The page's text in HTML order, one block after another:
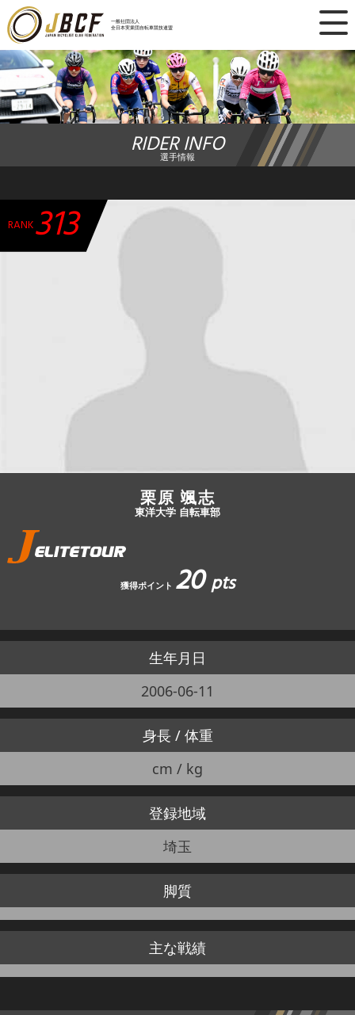
一般社団法人
全日本実業団自転車競技連盟
×
ニュース
レース日程
ランキング
チーム・選手
加盟・登録
エントリー
JBCF ROAD SERIESとは
RIDER INFO
選手情報
RANK313
栗原 颯志
東洋大学 自転車部
獲得ポイント 20pts
生年月日
2006-06-11
身長 / 体重
cm / kg
登録地域
埼玉
脚質
主な戦績